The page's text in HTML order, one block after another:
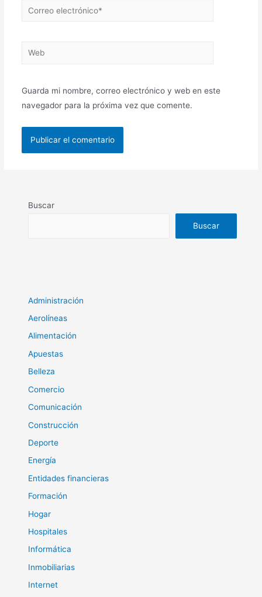
Correo
Web
Guarda mi nombre, correo electrónico y web en este
navegador para la próxima vez que comente.
Buscar
Buscar
Administración
Aerolíneas
Alimentación
Apuestas
Belleza
Comercio
Comunicación
Construcción
Deporte
Energía
Entidades financieras
Formación
Hogar
Hospitales
Informática
Inmobiliarias
Internet